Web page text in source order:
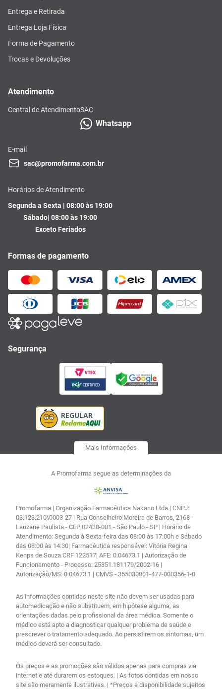
Entrega e Retirada
Entrega Loja Física
Forma de Pagamento
Trocas e Devoluções
Atendimento
Central de AtendimentoSAC
Whatsapp
E-mail
sac@promofarma.com.br
Horários de Atendimento
Segunda a Sexta | 08:00 às 19:00
Sábado| 08:00 às 19:00
Exceto Feriados
Formas de pagamento
Segurança
Mais Informações
A Promofarma segue as determinações da
Promofarma | Organização Farmacêutica Nakano Ltda | CNPJ:
03.123.210\0003-27 | Rua Conselheiro Moreira de Barros, 2168 -
Lauzane Paulista - CEP 02430-001 - São Paulo - SP | Horário de
Atendimento: Segunda à Sexta-feira das 08:00 às 17:00h e Sábado
das 08:00 às 14:30| Farmacêutica responsável: Vitória Regina
Kenps de Souza CRF 122517| AFE: 0.04673.1 | Autorização de
Funcionamento - Processo: 25351.181179/2002-16 |
Autorização/MS: 0.04673.1 | CMVS - 355030801-477-000356-1-0
As informações contidas neste site não devem ser usadas para
automedicação e não substituem, em hipótese alguma, as
orientações dadas pelo profissional da área médica. Somente o
médico está apto a diagnosticar qualquer problema de saúde e
prescrever o tratamento adequado. Ao persistirem os sintomas, um
médico deverá ser consultado.
Os preços e as promoções são válidos apenas para compras via
internet e até durarem os estoques. | As fotos contidas em nosso
site são meramente ilustrativas. | *Preços e disponibilidade sujeitos